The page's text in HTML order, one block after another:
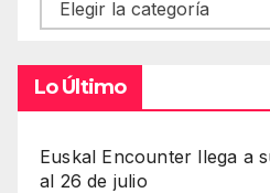
Lo Último
Euskal Encounter llega a
al 26 de julio